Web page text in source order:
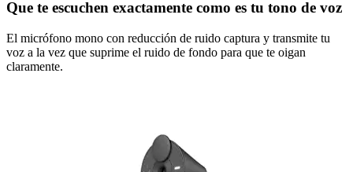
Que te escuchen exactamente como es tu tono de voz
El micrófono mono con reducción de ruido captura y transmite tu
voz a la vez que suprime el ruido de fondo para que te oigan
claramente.